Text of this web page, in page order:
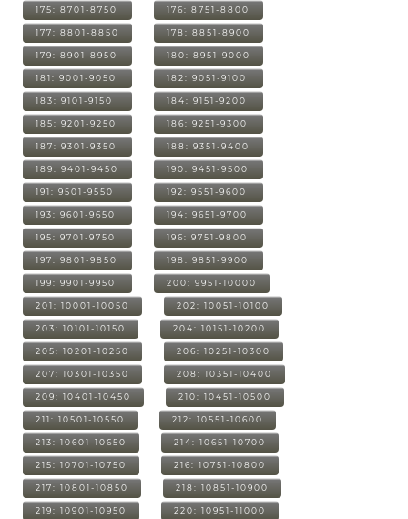
175: 8701-8750 176: 8751-8800
177: 8801-8850 178: 8851-8900
179: 8901-8950 180: 8951-9000
181: 9001-9050 182: 9051-9100
183: 9101-9150 184: 9151-9200
185: 9201-9250 186: 9251-9300
187: 9301-9350 188: 9351-9400
189: 9401-9450 190: 9451-9500
191: 9501-9550 192: 9551-9600
193: 9601-9650 194: 9651-9700
195: 9701-9750 196: 9751-9800
197: 9801-9850 198: 9851-9900
199: 9901-9950 200: 9951-10000
201: 10001-10050 202: 10051-10100
203: 10101-10150 204: 10151-10200
205: 10201-10250 206: 10251-10300
207: 10301-10350 208: 10351-10400
209: 10401-10450 210: 10451-10500
211: 10501-10550 212: 10551-10600
213: 10601-10650 214: 10651-10700
215: 10701-10750 216: 10751-10800
217: 10801-10850 218: 10851-10900
219: 10901-10950 220: 10951-11000